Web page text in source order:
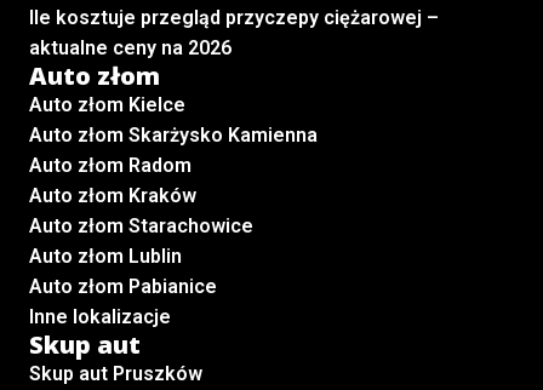
Ile kosztuje przegląd przyczepy ciężarowej –
aktualne ceny na 2026
Auto złom
Auto złom Kielce
Auto złom Skarżysko Kamienna
Auto złom Radom
Auto złom Kraków
Auto złom Starachowice
Auto złom Lublin
Auto złom Pabianice
Inne lokalizacje
Skup aut
Skup aut Pruszków